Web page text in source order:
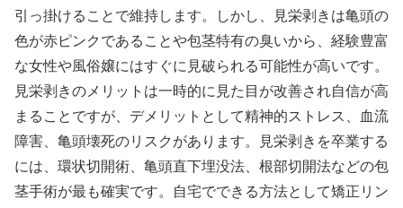
引っ掛けることで維持します。しかし、見栄剥きは亀頭の
色が赤ピンクであることや包茎特有の臭いから、経験豊富
な女性や風俗嬢にはすぐに見破られる可能性が高いです。
見栄剥きのメリットは一時的に見た目が改善され自信が高
まることですが、デメリットとして精神的ストレス、血流
障害、亀頭壊死のリスクがあります。見栄剥きを卒業する
には、環状切開術、亀頭直下埋没法、根部切開法などの包
茎手術が最も確実です。自宅でできる方法として矯正リン